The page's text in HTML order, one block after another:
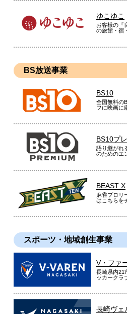
ゆこゆこ
お客様の『
の旅館・宿
BS放送事業
BS10
全国無料の
フに映画に
BS10プ
語り継がれ
のためのエ
BEAST X
麻雀プロリ
はこちらを
スポーツ・地域創生事業
V・ファ
長崎県内21
ッカークラ
長崎ヴェ